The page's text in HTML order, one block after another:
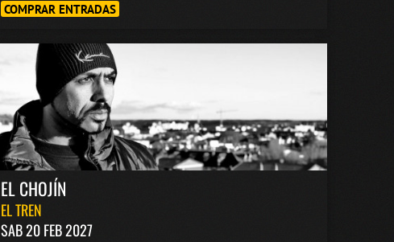
COMPRAR ENTRADAS
EL CHOJÍN
EL TREN
SAB 20 FEB 2027